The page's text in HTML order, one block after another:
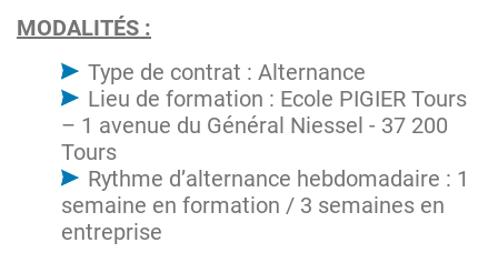
MODALITÉS :
Type de contrat : Alternance
Lieu de formation : Ecole PIGIER Tours
– 1 avenue du Général Niessel - 37 200
Tours
Rythme d’alternance hebdomadaire : 1
semaine en formation / 3 semaines en
entreprise